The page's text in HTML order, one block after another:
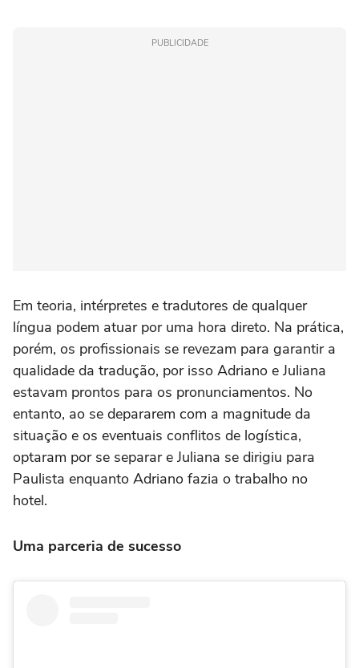
PUBLICIDADE
Em teoria, intérpretes e tradutores de qualquer
língua podem atuar por uma hora direto. Na prática,
porém, os profissionais se revezam para garantir a
qualidade da tradução, por isso Adriano e Juliana
estavam prontos para os pronunciamentos. No
entanto, ao se depararem com a magnitude da
situação e os eventuais conflitos de logística,
optaram por se separar e Juliana se dirigiu para
Paulista enquanto Adriano fazia o trabalho no
hotel.
Uma parceria de sucesso